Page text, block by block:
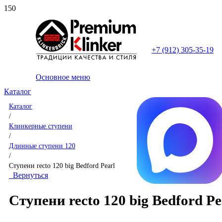
+7 (912) 305-35-19
Основное меню
Каталог
Каталог
/
Клинкерные ступени
/
Длинные ступени 120
/
Ступени recto 120 big Bedford Pearl
Вернуться
Ступени recto 120 big Bedford